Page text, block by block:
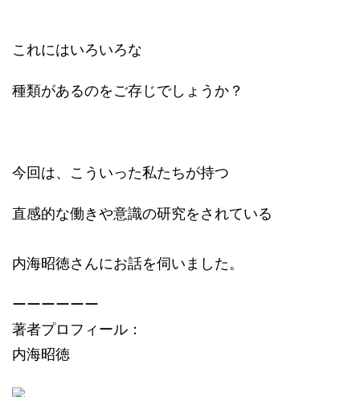
これにはいろいろな
種類があるのをご存じでしょうか？
今回は、こういった私たちが持つ
直感的な働きや意識の研究をされている
内海昭徳さんにお話を伺いました。
ーーーーーー
著者プロフィール：
内海昭徳